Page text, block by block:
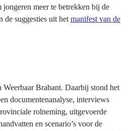
meer te betrekken bij de
de suggesties uit het manifest van de
Brabant. Daarbij stond het
documentenanalyse, interviews
rolneming, uitgevoerde
en scenario’s voor de